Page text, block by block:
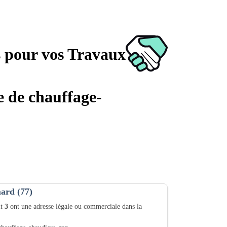
vos Travaux
de chauffage-
(77)
3 ont une adresse légale ou commerciale dans la